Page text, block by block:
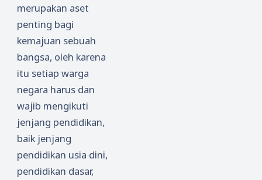
merupakan aset
penting bagi
kemajuan sebuah
bangsa, oleh karena
itu setiap warga
negara harus dan
wajib mengikuti
jenjang pendidikan,
baik jenjang
pendidikan usia dini,
pendidikan dasar,